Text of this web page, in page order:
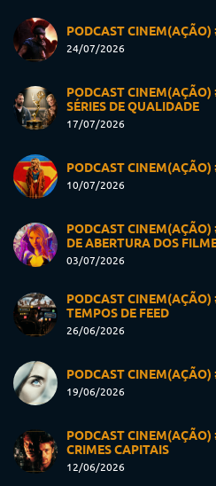
PODCAST CINEM(AÇÃO)
24/07/2026
PODCAST
SÉRIES DE QUALIDADE
17/07/2026
PODCAST CINEM(AÇÃO)
10/07/2026
PODCAST CINEM(AÇÃO)
DE ABERTURA DOS
03/07/2026
PODCAST
TEMPOS DE FEED
26/06/2026
PODCAST
19/06/2026
PODCAST CINEM(AÇÃO)
CRIMES CAPITAIS
12/06/2026